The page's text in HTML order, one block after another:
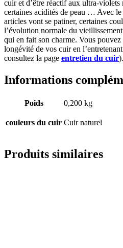
cuir et d’être réactif aux ultra-violets
certaines acidités de peau … Avec le
articles vont se patiner, certaines
l’évolution normale du
qui en fait son charme. Vous
longévité de vos cuir en
consultez la page entretien du cuir).
Informations
Poids 0,200 kg
couleurs du cuir Cuir naturel
Produits similaires